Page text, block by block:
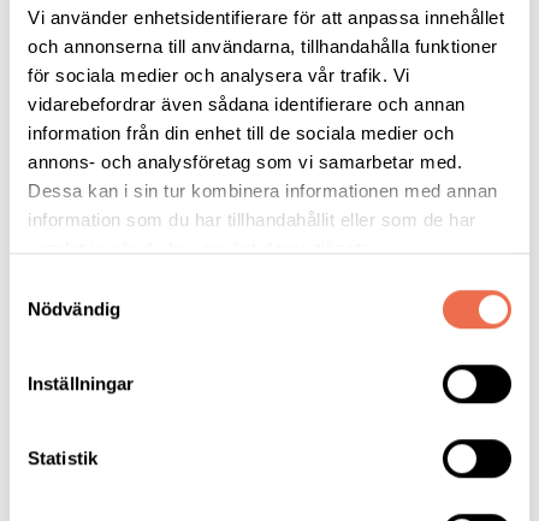
Vi använder enhetsidentifierare för att anpassa innehållet
och annonserna till användarna, tillhandahålla funktioner
för sociala medier och analysera vår trafik. Vi
vidarebefordrar även sådana identifierare och annan
information från din enhet till de sociala medier och
annons- och analysföretag som vi samarbetar med.
Dessa kan i sin tur kombinera informationen med annan
information som du har tillhandahållit eller som de har
samlat in när du har använt deras tjänster.
Nödvändig
Inställningar
Statistik
utbildningar/dans-musik-
teater/dans/danshalsa/distans/1102016/
Prova på 30 augusti
https://www.folkuniversitetet.se/kurser-utbildningar/dans-
musik-teater/dans/danshalsa/distans/1102368/
Kursen med start 6 september
https://www.folkuniversitetet.se/kurser-utbildningar/dans-
Tipsa